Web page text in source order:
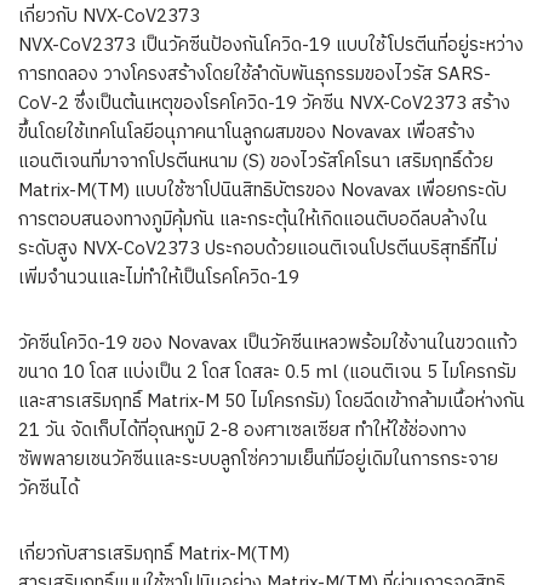
เกี่ยวกับ NVX-CoV2373
NVX-CoV2373 เป็นวัคซีนป้องกันโควิด-19 แบบใช้โปรตีนที่อยู่ระหว่าง
การทดลอง วางโครงสร้างโดยใช้ลำดับพันธุกรรมของไวรัส SARS-
CoV-2 ซึ่งเป็นต้นเหตุของโรคโควิด-19 วัคซีน NVX-CoV2373 สร้าง
ขึ้นโดยใช้เทคโนโลยีอนุภาคนาโนลูกผสมของ Novavax เพื่อสร้าง
แอนติเจนที่มาจากโปรตีนหนาม (S) ของไวรัสโคโรนา เสริมฤทธิ์ด้วย
Matrix-M(TM) แบบใช้ซาโปนินสิทธิบัตรของ Novavax เพื่อยกระดับ
การตอบสนองทางภูมิคุ้มกัน และกระตุ้นให้เกิดแอนติบอดีลบล้างใน
ระดับสูง NVX-CoV2373 ประกอบด้วยแอนติเจนโปรตีนบริสุทธิ์ที่ไม่
เพิ่มจำนวนและไม่ทำให้เป็นโรคโควิด-19
วัคซีนโควิด-19 ของ Novavax เป็นวัคซีนเหลวพร้อมใช้งานในขวดแก้ว
ขนาด 10 โดส แบ่งเป็น 2 โดส โดสละ 0.5 ml (แอนติเจน 5 ไมโครกรัม
และสารเสริมฤทธิ์ Matrix-M 50 ไมโครกรัม) โดยฉีดเข้ากล้ามเนื้อห่างกัน
21 วัน จัดเก็บได้ที่อุณหภูมิ 2-8 องศาเซลเซียส ทำให้ใช้ช่องทาง
ซัพพลายเชนวัคซีนและระบบลูกโซ่ความเย็นที่มีอยู่เดิมในการกระจาย
วัคซีนได้
เกี่ยวกับสารเสริมฤทธิ์ Matrix-M(TM)